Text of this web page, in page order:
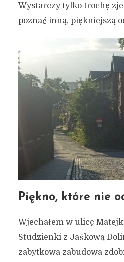
Wystarczy tylko trochę
poznać inną, piękniejszą
Piękno, które nie
Wjechałem w ulicę
Studzienki z Jaśkową
zabytkowa zabudowa